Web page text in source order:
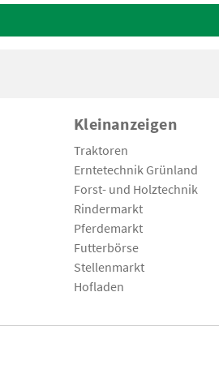
Kleinanzeigen
Traktoren
Erntetechnik Grünland
Forst- und Holztechnik
Rindermarkt
Pferdemarkt
Futterbörse
Stellenmarkt
Hofladen